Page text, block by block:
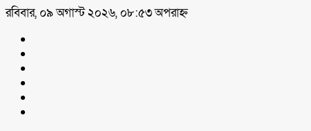
রবিবার, ০৯ অগাস্ট ২০২৬, ০৮:৫৩ অপরাহ্ন